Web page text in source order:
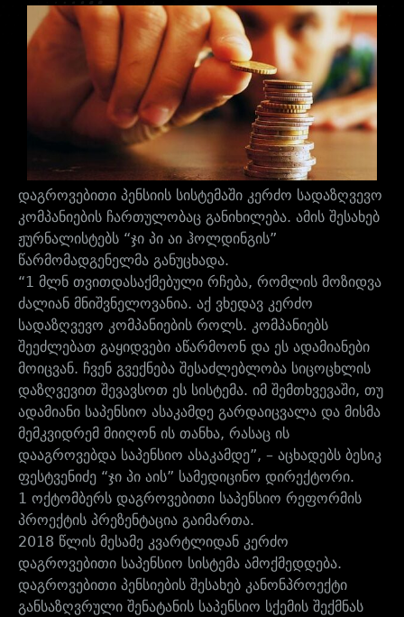
დაგროვებითი პენსიის სისტემაში კერძო სადაზღვევო
კომპანიების ჩართულობაც განიხილება. ამის შესახებ
ჟურნალისტებს “ჯი პი აი ჰოლდინგის”
წარმომადგენელმა განუცხადა.
“1 მლნ თვითდასაქმებული რჩება, რომლის მოზიდვა
ძალიან მნიშვნელოვანია. აქ ვხედავ კერძო
სადაზღვევო კომპანიების როლს. კომპანიებს
შეეძლებათ გაყიდვები აწარმოონ და ეს ადამიანები
მოიცვან. ჩვენ გვექნება შესაძლებლობა სიცოცხლის
დაზღვევით შევავსოთ ეს სისტემა. იმ შემთხვევაში, თუ
ადამიანი საპენსიო ასაკამდე გარდაიცვალა და მისმა
მემკვიდრემ მიიღონ ის თანხა, რასაც ის
დააგროვებდა საპენსიო ასაკამდე”, – აცხადებს ბესიკ
ფესტვენიძე “ჯი პი აის” სამედიცინო დირექტორი.
1 ოქტომბერს დაგროვებითი საპენსიო რეფორმის
პროექტის პრეზენტაცია გაიმართა.
2018 წლის მესამე კვარტლიდან კერძო
დაგროვებითი საპენსიო სისტემა ამოქმედდება.
დაგროვებითი პენსიების შესახებ კანონპროექტი
განსაზღვრული შენატანის საპენსიო სქემის შექმნას